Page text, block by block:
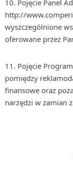
Pojęcie Panel
http://
wyszczególnione
oferowane przez
Pojęcie
pomiędzy
finansowe oraz
narzędzi w zamian